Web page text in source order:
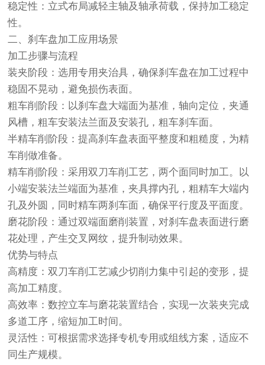
稳定性：立式布局减轻主轴及轴承荷载，保持加工稳定
性。
二、刹车盘加工应用场景
加工步骤与流程
装夹阶段：选用专用夹治具，确保刹车盘在加工过程中
稳固不晃动，避免损伤表面。
粗车削阶段：以刹车盘大端面为基准，轴向定位，夹通
风槽，粗车安装法兰面及安装孔，粗车刹车面。
半精车削阶段：提高刹车盘表面平整度和粗糙度，为精
车削做准备。
精车削阶段：采用双刀车削工艺，两个面同时加工。以
小端安装法兰端面为基准，夹具撑内孔，粗精车大端内
孔及外圆，同时精车两刹车面，确保平行度及平面度。
磨花阶段：通过双端面磨削装置，对刹车盘表面进行磨
花处理，产生交叉网纹，提升制动效果。
优势与特点
高精度：双刀车削工艺减少切削力集中引起的变形，提
高加工精度。
高效率：数控立车与磨花装置结合，实现一次装夹完成
多道工序，缩短加工时间。
灵活性：可根据需求选择专机专用或组线方案，适应不
同生产规模。